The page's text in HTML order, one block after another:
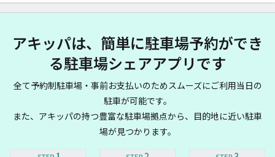
アキッパは、簡単に駐車場予約ができ
る駐車場シェアアプリです
全て予約制駐車場・事前お支払いのためスムーズにご利用当日の
駐車が可能です。
また、アキッパの持つ豊富な駐車場拠点から、目的地に近い駐車
場が見つかります。